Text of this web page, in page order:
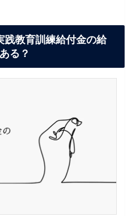
践教育訓練給付金の給
る？